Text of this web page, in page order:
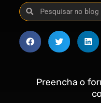
Preencha o